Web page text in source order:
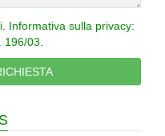
. Informativa sulla privacy:
196/03.